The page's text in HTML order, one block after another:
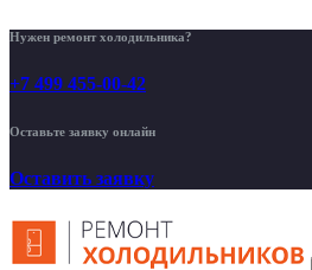
Нужен ремонт холодильника?
+7 499 455-00-42
Оставьте заявку онлайн
Оставить заявку